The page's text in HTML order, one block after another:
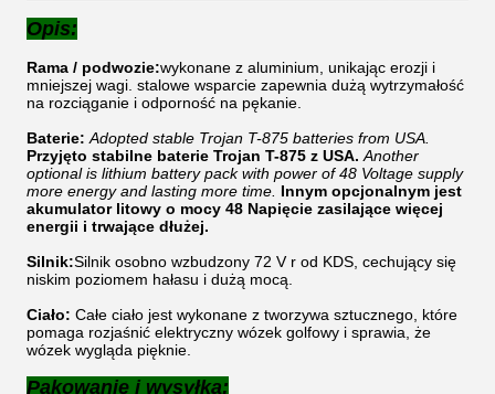
Opis:
Rama / podwozie:wykonane z aluminium, unikając erozji i
mniejszej wagi. stalowe wsparcie zapewnia dużą wytrzymałość
na rozciąganie i odporność na pękanie.
Baterie: Adopted stable Trojan T-875 batteries from USA.
Przyjęto stabilne baterie Trojan T-875 z USA. Another
optional is lithium battery pack with power of 48 Voltage supply
more energy and lasting more time. Innym opcjonalnym jest
akumulator litowy o mocy 48 Napięcie zasilające więcej
energii i trwające dłużej.
Silnik:Silnik osobno wzbudzony 72 V r od KDS, cechujący się
niskim poziomem hałasu i dużą mocą.
Ciało: Całe ciało jest wykonane z tworzywa sztucznego, które
pomaga rozjaśnić elektryczny wózek golfowy i sprawia, że ​​
wózek wygląda pięknie.
Pakowanie i wysyłka: